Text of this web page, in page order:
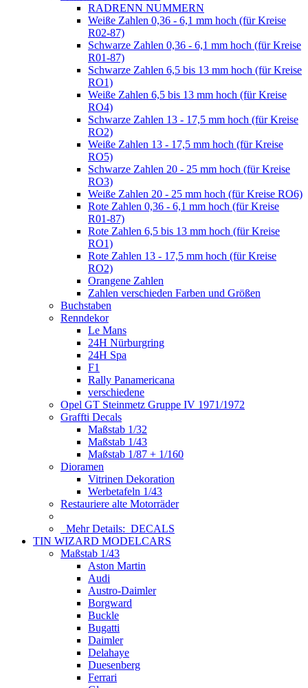
RADRENN NUMMERN
Weiße Zahlen 0,36 - 6,1 mm hoch (für Kreise
R02-87)
Schwarze Zahlen 0,36 - 6,1 mm hoch (für Kreise
R01-87)
Schwarze Zahlen 6,5 bis 13 mm hoch (für Kreise
RO1)
Weiße Zahlen 6,5 bis 13 mm hoch (für Kreise
RO4)
Schwarze Zahlen 13 - 17,5 mm hoch (für Kreise
RO2)
Weiße Zahlen 13 - 17,5 mm hoch (für Kreise
RO5)
Schwarze Zahlen 20 - 25 mm hoch (für Kreise
RO3)
Weiße Zahlen 20 - 25 mm hoch (für Kreise RO6)
Rote Zahlen 0,36 - 6,1 mm hoch (für Kreise
R01-87)
Rote Zahlen 6,5 bis 13 mm hoch (für Kreise
RO1)
Rote Zahlen 13 - 17,5 mm hoch (für Kreise
RO2)
Orangene Zahlen
Zahlen verschieden Farben und Größen
Buchstaben
Renndekor
Le Mans
24H Nürburgring
24H Spa
F1
Rally Panamericana
verschiedene
Opel GT Steinmetz Gruppe IV 1971/1972
Graffti Decals
Maßstab 1/32
Maßstab 1/43
Maßstab 1/87 + 1/160
Dioramen
Vitrinen Dekoration
Werbetafeln 1/43
Restauriere alte Motorräder
Mehr Details: DECALS
TIN WIZARD MODELCARS
Maßstab 1/43
Aston Martin
Audi
Austro-Daimler
Borgward
Buckle
Bugatti
Daimler
Delahaye
Duesenberg
Ferrari